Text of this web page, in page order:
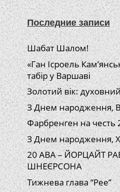
Последние записи
Шабат Шалом!
«Ган Ісроель
табір у Варшаві
Золотий вік:
З Днем народження,
Фарбренген на честь
З Днем народження,
20 АВА – ЙОРЦАЙТ
ШНЕЄРСОНА
Тижнева глава “Рее”